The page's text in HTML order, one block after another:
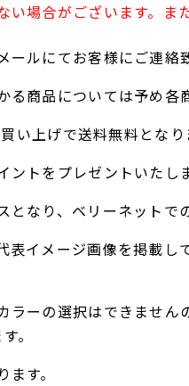
い場合がございます。ま
ルにてお客様にご連絡
商品については予め各
上げで送料無料となり
トをプレゼントいたし
なり、ベリーネットで
イメージ画像を掲載し
ーの選択はできませ
。
す。